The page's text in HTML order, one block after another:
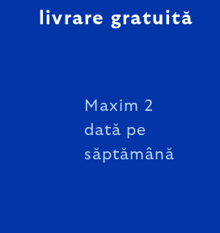
livrare gratuită
Maxim 2
dată pe
săptămână